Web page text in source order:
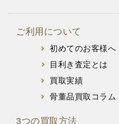
ご利用について
初めてのお客様へ
目利き査定とは
買取実績
骨董品買取コラム
3つの買取方法